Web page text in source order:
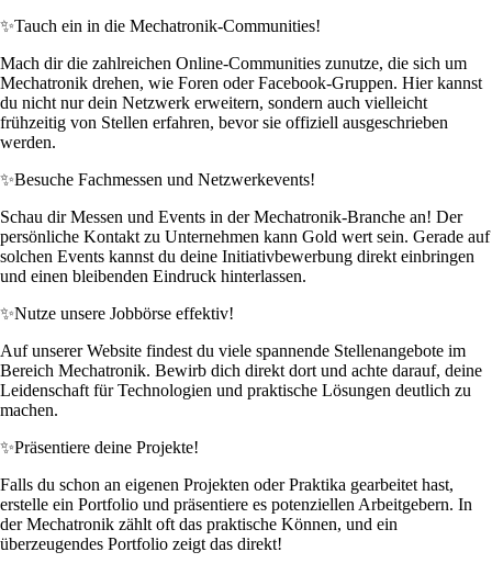
✨Tauch ein in die Mechatronik-Communities!
Mach dir die zahlreichen Online-Communities zunutze, die sich um
Mechatronik drehen, wie Foren oder Facebook-Gruppen. Hier kannst
du nicht nur dein Netzwerk erweitern, sondern auch vielleicht
frühzeitig von Stellen erfahren, bevor sie offiziell ausgeschrieben
werden.
✨Besuche Fachmessen und Netzwerkevents!
Schau dir Messen und Events in der Mechatronik-Branche an! Der
persönliche Kontakt zu Unternehmen kann Gold wert sein. Gerade auf
solchen Events kannst du deine Initiativbewerbung direkt einbringen
und einen bleibenden Eindruck hinterlassen.
✨Nutze unsere Jobbörse effektiv!
Auf unserer Website findest du viele spannende Stellenangebote im
Bereich Mechatronik. Bewirb dich direkt dort und achte darauf, deine
Leidenschaft für Technologien und praktische Lösungen deutlich zu
machen.
✨Präsentiere deine Projekte!
Falls du schon an eigenen Projekten oder Praktika gearbeitet hast,
erstelle ein Portfolio und präsentiere es potenziellen Arbeitgebern. In
der Mechatronik zählt oft das praktische Können, und ein
überzeugendes Portfolio zeigt das direkt!